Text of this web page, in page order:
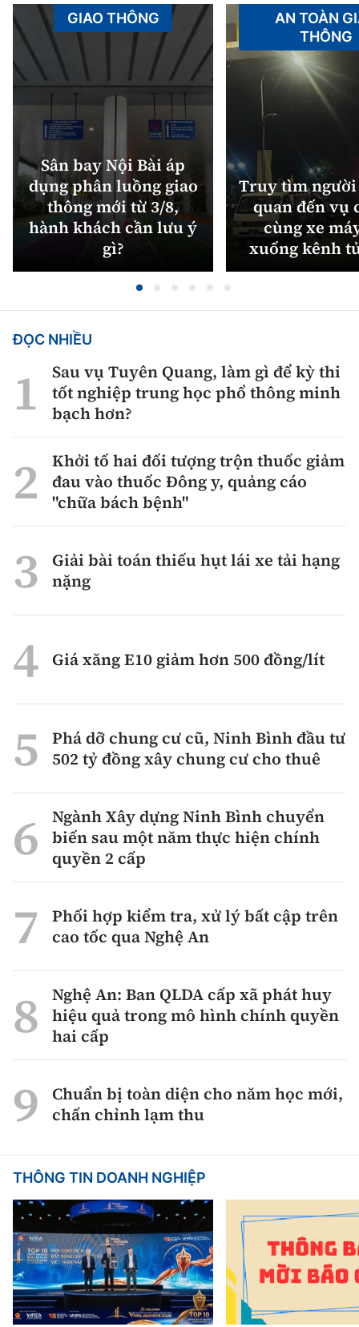
Sân bay Nội Bài áp
dụng phân luồng giao
thông mới từ 3/8,
hành khách cần lưu ý
gì?
GIAO THÔNG
Truy tìm
quan đến vụ
cùng xe
xuống kênh
AN TOÀN
THÔNG
ĐỌC NHIỀU
Sau vụ Tuyên Quang, làm gì để kỳ thi
tốt nghiệp trung học phổ thông minh
bạch hơn?
Khởi tố hai đối tượng trộn thuốc giảm
đau vào thuốc Đông y, quảng cáo
"chữa bách bệnh"
Giải bài toán thiếu hụt lái xe tải hạng
nặng
Giá xăng E10 giảm hơn 500 đồng/lít
Phá dỡ chung cư cũ, Ninh Bình đầu tư
502 tỷ đồng xây chung cư cho thuê
Ngành Xây dựng Ninh Bình chuyển
biến sau một năm thực hiện chính
quyền 2 cấp
Phối hợp kiểm tra, xử lý bất cập trên
cao tốc qua Nghệ An
Nghệ An: Ban QLDA cấp xã phát huy
hiệu quả trong mô hình chính quyền
hai cấp
Chuẩn bị toàn diện cho năm học mới,
chấn chỉnh lạm thu
THÔNG TIN DOANH NGHIỆP